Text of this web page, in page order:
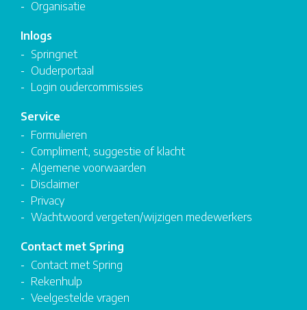
Organisatie
Inlogs
Springnet
Ouderportaal
Login oudercommissies
Service
Formulieren
Compliment, suggestie of klacht
Algemene voorwaarden
Disclaimer
Privacy
Wachtwoord vergeten/wijzigen medewerkers
Contact met Spring
Contact met Spring
Rekenhulp
Veelgestelde vragen